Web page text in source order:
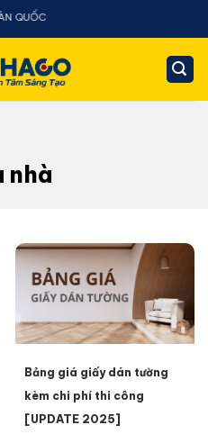
nhà
Bảng giá giấy dán tường
kèm chi phí thi công
[UPDATE 2025]